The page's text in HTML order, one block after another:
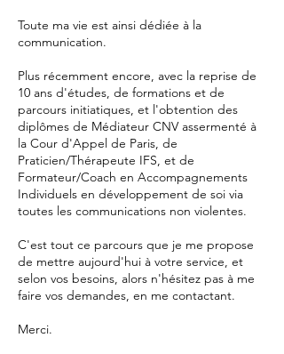
Toute ma vie est ainsi dédiée à la
communication.
Plus récemment encore, avec la reprise de
10 ans d'études, de formations et de
parcours initiatiques, et l'obtention des
diplômes de Médiateur CNV assermenté à
la Cour d'Appel de Paris, de
Praticien/Thérapeute IFS, et de
Formateur/Coach en Accompagnements
Individuels en développement de soi via
toutes les communications non violentes.
C'est tout ce parcours que je me propose
de mettre aujourd'hui à votre service, et
selon vos besoins, alors n'hésitez pas à me
faire vos demandes, en me contactant.
Merci.